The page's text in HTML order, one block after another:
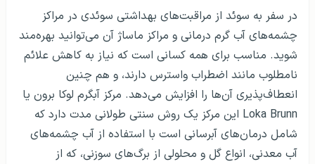
در سفر به سوئد از مراقبت‌های بهداشتی سوئدی در مراکز
چشمه‌های آب گرم درمانی و مراکز ماساژ آن می‌توانید بهره‌مند
شوید. مناسب برای همه کسانی است که نیاز به کاهش علائم
نامطلوب مانند اضطراب واسترس دارند، و هم چنین
انعطاف‌پذیری آن‌ها را افزایش می‌دهد. مرکز آبگرم لوکا برون یا
Loka Brunn این مرکز یک روش سنتی طولانی مدت دارد که
شامل درمان‌های آبرسانی است با استفاده از آب چشمه‌های
آب معدنی، انواع گل و محلولی از برگ‌های سوزنی، که از